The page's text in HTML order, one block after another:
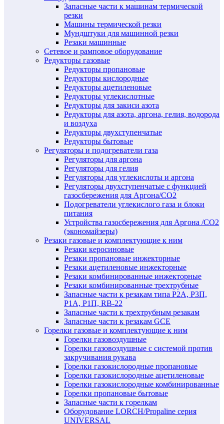
Запасные части к машинам термической
резки
Машины термической резки
Мундштуки для машинной резки
Резаки машинные
Сетевое и рамповое оборудование
Редукторы газовые
Редукторы пропановые
Редукторы кислородные
Редукторы ацетиленовые
Редукторы углекислотные
Редукторы для закиси азота
Редукторы для азота, аргона, гелия, водорода
и воздуха
Редукторы двухступенчатые
Редукторы бытовые
Регуляторы и подогреватели газа
Регуляторы для аргона
Регуляторы для гелия
Регуляторы для углекислоты и аргона
Регуляторы двухступенчатые c функцией
газосбережения для Аргона/СО2
Подогреватели углекислого газа и блоки
питания
Устройства газосбережения для Аргона /СО2
(экономайзеры)
Резаки газовые и комплектующие к ним
Резаки керосиновые
Резаки пропановые инжекторные
Резаки ацетиленовые инжекторные
Резаки комбинированные инжекторные
Резаки комбинированные трехтрубные
Запасные части к резакам типа Р2А, Р3П,
Р1А, Р1П, RB-22
Запасные части к трехтрубным резакам
Запасные части к резакам GCE
Горелки газовые и комплектующие к ним
Горелки газовоздушные
Горелки газовоздушные с системой против
закручивания рукава
Горелки газокислородные пропановые
Горелки газокислородные ацетиленовые
Горелки газокислородные комбинированные
Горелки пропановые бытовые
Запасные части к горелкам
Оборудование LORCH/Propaline серия
UNIVERSAL